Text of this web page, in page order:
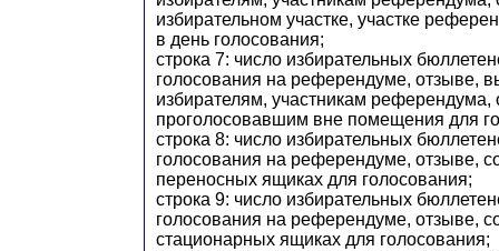
избирательном участке, участке
в день голосования;
строка 7: число избирательных
голосования на референдуме, отзыве,
избирателям, участникам референдума,
проголосовавшим вне помещения для
строка 8: число избирательных
голосования на референдуме, отзыве,
переносных ящиках для голосования;
строка 9: число избирательных
голосования на референдуме, отзыве,
стационарных ящиках для голосования;